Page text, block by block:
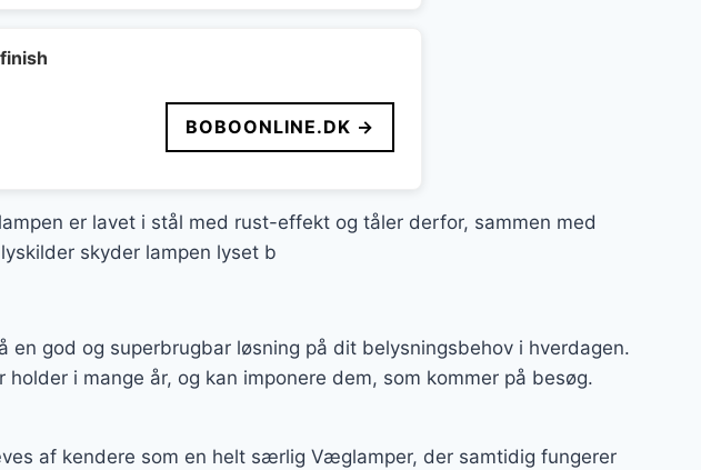
BOBOONLINE.DK →
er lavet i stål med rust-effekt og tåler derfor, sammen med
skyder lampen lyset b
god og superbrugbar løsning på dit belysningsbehov i hverdagen.
i mange år, og kan imponere dem, som kommer på besøg.
af kendere som en helt særlig Væglamper, der samtidig fungerer